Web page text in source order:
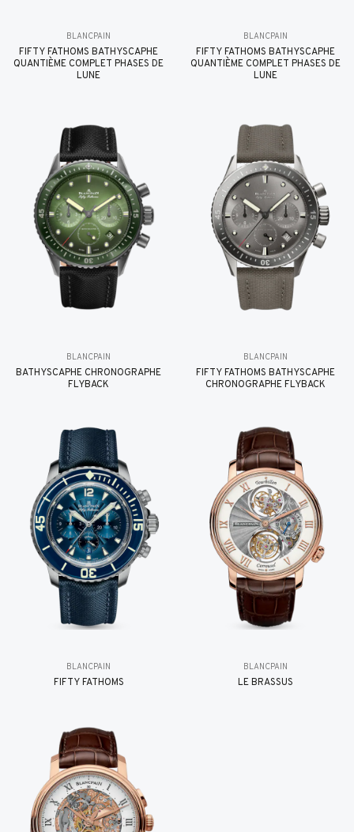
BLANCPAIN
FIFTY FATHOMS BATHYSCAPHE
QUANTIÈME COMPLET PHASES DE
LUNE
BLANCPAIN
FIFTY FATHOMS BATHYSCAPHE
QUANTIÈME COMPLET PHASES DE
LUNE
BLANCPAIN
BATHYSCAPHE CHRONOGRAPHE
FLYBACK
BLANCPAIN
FIFTY FATHOMS BATHYSCAPHE
CHRONOGRAPHE FLYBACK
BLANCPAIN
FIFTY FATHOMS
BLANCPAIN
LE BRASSUS